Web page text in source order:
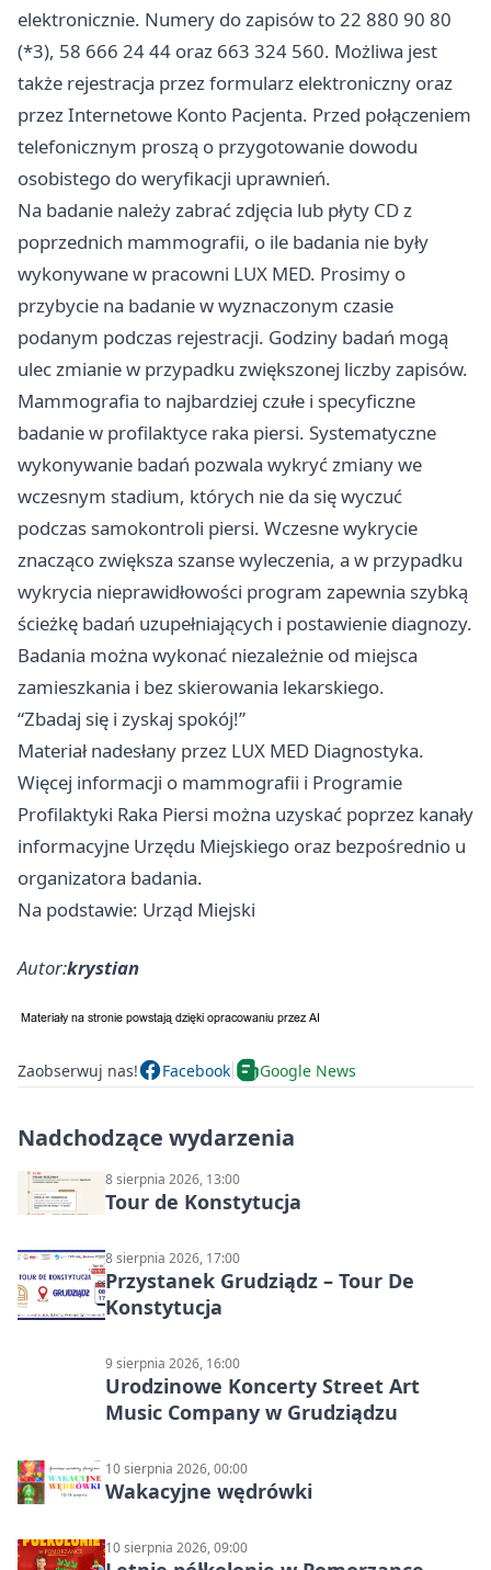
elektronicznie. Numery do zapisów to 22 880 90 80
(*3), 58 666 24 44 oraz 663 324 560. Możliwa jest
także rejestracja przez formularz elektroniczny oraz
przez Internetowe Konto Pacjenta. Przed połączeniem
telefonicznym proszą o przygotowanie dowodu
osobistego do weryfikacji uprawnień.
Na badanie należy zabrać zdjęcia lub płyty CD z
poprzednich mammografii, o ile badania nie były
wykonywane w pracowni LUX MED. Prosimy o
przybycie na badanie w wyznaczonym czasie
podanym podczas rejestracji. Godziny badań mogą
ulec zmianie w przypadku zwiększonej liczby zapisów.
Mammografia to najbardziej czułe i specyficzne
badanie w profilaktyce raka piersi. Systematyczne
wykonywanie badań pozwala wykryć zmiany we
wczesnym stadium, których nie da się wyczuć
podczas samokontroli piersi. Wczesne wykrycie
znacząco zwiększa szanse wyleczenia, a w przypadku
wykrycia nieprawidłowości program zapewnia szybką
ścieżkę badań uzupełniających i postawienie diagnozy.
Badania można wykonać niezależnie od miejsca
zamieszkania i bez skierowania lekarskiego.
“Zbadaj się i zyskaj spokój!”
Materiał nadesłany przez LUX MED Diagnostyka.
Więcej informacji o mammografii i Programie
Profilaktyki Raka Piersi można uzyskać poprzez kanały
informacyjne Urzędu Miejskiego oraz bezpośrednio u
organizatora badania.
Na podstawie: Urząd Miejski
Autor:krystian
Zaobserwuj nas! Facebook Google News
Nadchodzące wydarzenia
8 sierpnia 2026, 13:00
Tour de Konstytucja
8 sierpnia 2026, 17:00
Przystanek Grudziądz – Tour De
Konstytucja
9 sierpnia 2026, 16:00
Urodzinowe Koncerty Street Art
Music Company w Grudziądzu
10 sierpnia 2026, 00:00
Wakacyjne wędrówki
10 sierpnia 2026, 09:00